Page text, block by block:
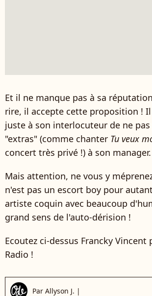
Et il ne manque pas à sa
rire, il accepte cette proposition !
juste à son interlocuteur de ne
"extras" (comme chanter Tu veux
concert très privé !) à son manager.
Mais attention, ne vous y
n'est pas un escort boy pour
artiste coquin avec beaucoup
grand sens de l'auto-dérision !
Ecoutez ci-dessus Francky Vincent
Radio !
Par Allyson J. |